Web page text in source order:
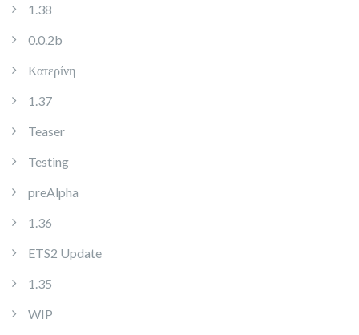
1.38
0.0.2b
Κατερίνη
1.37
Teaser
Testing
preAlpha
1.36
ETS2 Update
1.35
WIP